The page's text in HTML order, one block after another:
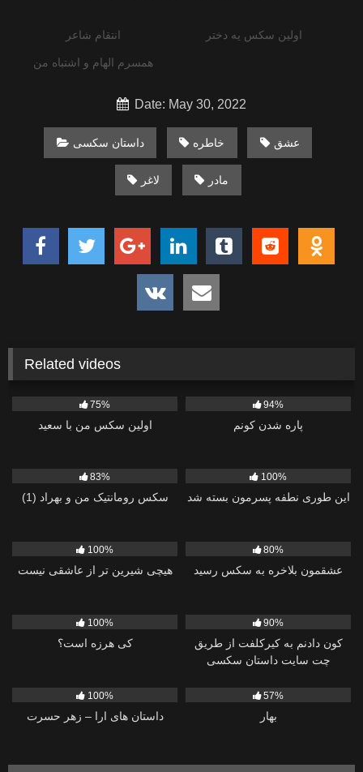
انتقام شاعر اولین سکس یه دختر
همسرم الهام و اشتباه من
Date: May 30, 2022
داستان سکسی خاطره عشق
لاغر مادر
Related videos
75%
اولین سکس من با سعید
94%
پاره شدن کونم
83%
سکس رومانتیک من و بهراد (1)
100%
این طوری نطفه پسرمون بسته شد
100%
هیچی شیرین تر از عاشقی نیست
80%
عشقمون بلاخره به سکس رسید
100%
کی هرزه است؟
90%
کون دادنم به کیرکلفت از طریق
چت سایت داستان سکسی
100%
داستان های ارا – زهر حسرت
57%
بهار